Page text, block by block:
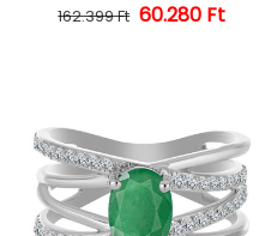
Normál ár
162.399 Ft 60.280 Ft